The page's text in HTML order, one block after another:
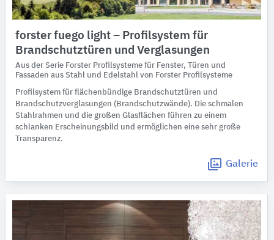
forster fuego light – Profilsystem für
Brandschutztüren und Verglasungen
Aus der Serie Forster Profilsysteme für Fenster, Türen und
Fassaden aus Stahl und Edelstahl von Forster Profilsysteme
Profilsystem für flächenbündige Brandschutztüren und
Brandschutzverglasungen (Brandschutzwände). Die schmalen
Stahlrahmen und die großen Glasflächen führen zu einem
schlanken Erscheinungsbild und ermöglichen eine sehr große
Transparenz.
Galerie